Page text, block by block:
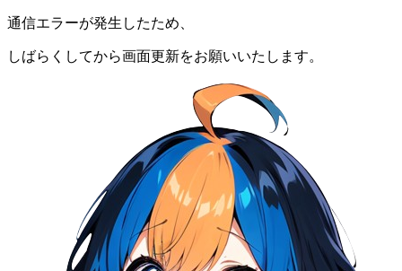
通信エラーが発生したため、
しばらくしてから画面更新をお願いいたします。